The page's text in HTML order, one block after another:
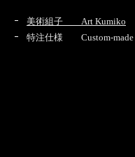
美術組子 Art Kumiko
特注仕様 Custom-made